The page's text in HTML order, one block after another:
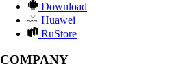
Download
Huawei
RuStore
COMPANY